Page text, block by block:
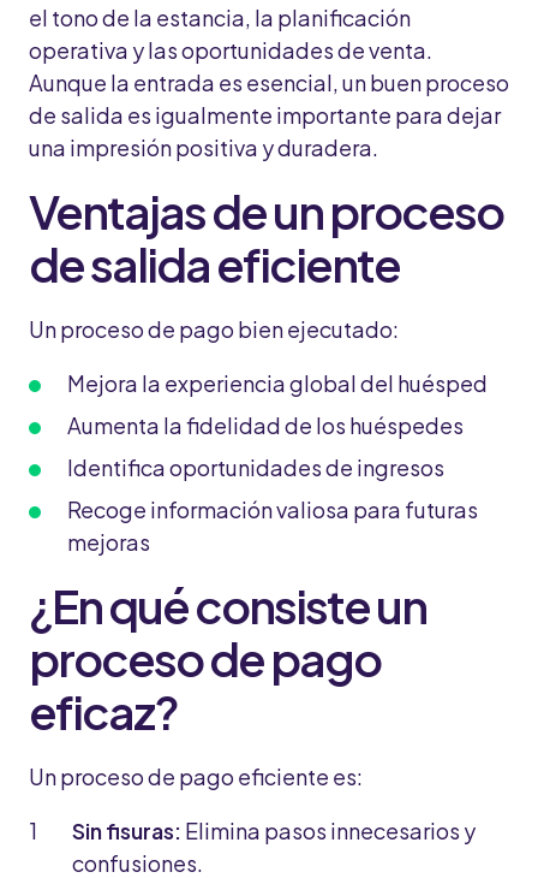
el tono de la estancia, la planificación
operativa y las oportunidades de venta.
Aunque la entrada es esencial, un buen proceso
de salida es igualmente importante para dejar
una impresión positiva y duradera.
Ventajas de un proceso
de salida eficiente
Un proceso de pago bien ejecutado:
Mejora la experiencia global del huésped
Aumenta la fidelidad de los huéspedes
Identifica oportunidades de ingresos
Recoge información valiosa para futuras
mejoras
¿En qué consiste un
proceso de pago
eficaz?
Un proceso de pago eficiente es:
Sin fisuras: Elimina pasos innecesarios y
confusiones.